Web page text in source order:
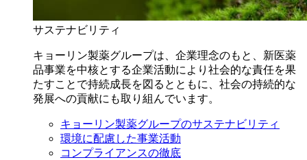
サステナビリティ
キョーリン製薬グループは、企業理念のもと、新医薬
品事業を中核とする企業活動により社会的な責任を果
たすことで持続成長を図るとともに、社会の持続的な
発展への貢献にも取り組んでいます。
キョーリン製薬グループのサステナビリティ
環境に配慮した事業活動
コンプライアンスの徹底